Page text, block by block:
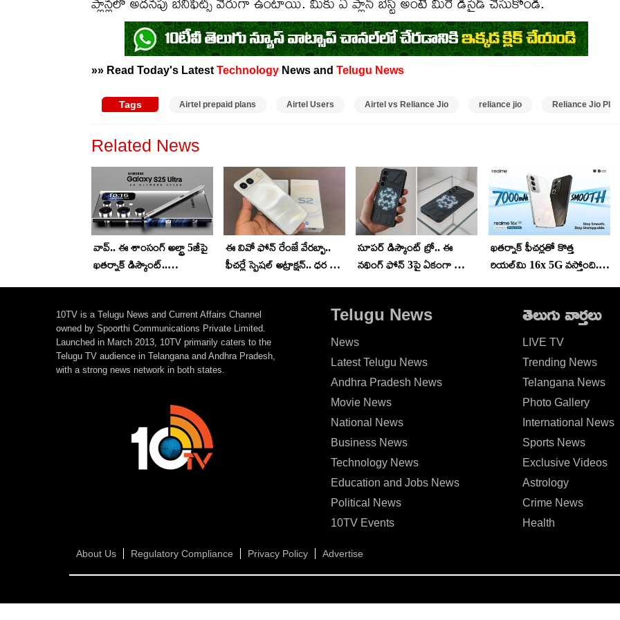
ప్లాన్లలో అదనపు బెనిఫిట్స్ వేరుగా ఉంటాయి. మీకు ఏ ప్లాన్ బెస్ట్ అంటే మీరే డిసైడ్ చేసుకోండి.
»» Read Today's Latest Technology News and Telugu News
Tags Airtel prepaid plans Airtel Users Airtel vs Reliance Jio reliance jio Reliance Jio
Related News
వావ్.. ఈ శాంసంగ్ అల్ట్రా 5జీపై
ఖతర్నాక్ డిస్కౌంట్..
ఈ వివో ఫోన్ రేంజే వేరబ్బా..
ఫీచర్లే స్పెషల్ అట్రాక్షన్.. ధర జస్ట్
సూపర్ డిస్కౌంట్ బ్రో.. ఈ
నథింగ్ ఫోన్ 3పై ఏకంగా రూ.
ఖతర్నాక్ ఫీచర్లతో కొత్త
రియల్‌మి 16x 5G వస్తోంది..
10TV is a Telugu News and Current Affairs Channel
owned by Spoorthi Communications Private Limited.
Launched in March 2013, 10TV primarily caters to the
Telugu TV audience in Telangana and Andhra Pradesh,
with a strong news network in both states.
Telugu News
News
Latest Telugu News
Andhra Pradesh News
Movie News
National News
Business News
Technology News
Education and Jobs News
Political News
10TV Events
తెలుగు వార్తలు
LIVE TV
Trending News
Telangana News
Photo Gallery
International News
Sports News
Exclusive Videos
Astrology
Crime News
Health
About Us Regulatory Compliance Privacy Policy Advertise